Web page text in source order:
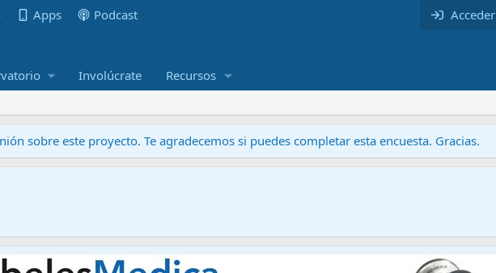
Apps Podcast Acceder
Involúcrate Recursos
sobre este proyecto. Te agradecemos si puedes completar esta encuesta. Gracias.